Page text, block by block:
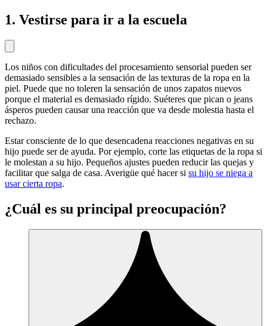
1. Vestirse para ir a la escuela
Los niños con dificultades del procesamiento sensorial pueden ser
demasiado sensibles a la sensación de las texturas de la ropa en la
piel. Puede que no toleren la sensación de unos zapatos nuevos
porque el material es demasiado rígido. Suéteres que pican o jeans
ásperos pueden causar una reacción que va desde molestia hasta el
rechazo.
Estar consciente de lo que desencadena reacciones negativas en su
hijo puede ser de ayuda. Por ejemplo, corte las etiquetas de la ropa si
le molestan a su hijo. Pequeños ajustes pueden reducir las quejas y
facilitar que salga de casa. Averigüe qué hacer si su hijo se niega a
usar cierta ropa.
¿Cuál es su principal preocupación?